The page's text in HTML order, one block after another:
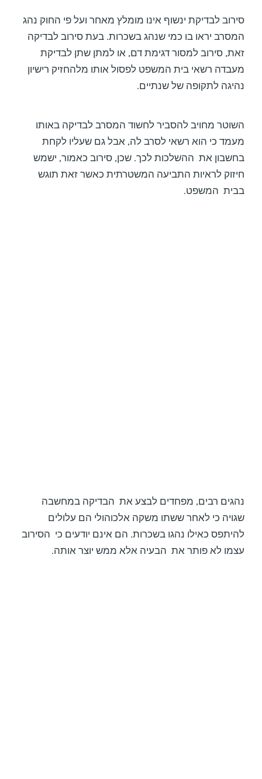
סירוב לבדיקת ינשוף אינו מומלץ מאחר ועל פי החוק נהג
המסרב יראו בו כמי שנהג בשכרות. בעת סירוב לבדיקה
זאת, סירוב למסור דגימת דם, או למתן שתן לבדיקת
מעבדה רשאי בית המשפט לפסול אותו מלהחזיק רישיון
נהיגה לתקופה של שנתיים.
השוטר מחויב להסביר לחשוד המסרב לבדיקה באותו
מעמד כי הוא רשאי לסרב לה, אבל גם שעליו לקחת
בחשבון את ההשלכות לכך. שכן, סירוב כאמור, ישמש
חיזוק לראיות התביעה המשטרתית כאשר זאת תוגש
בבית המשפט.
נהגים רבים, מפחדים לבצע את הבדיקה במחשבה
שגויה כי לאחר ששתו משקה אלכוהולי הם עלולים
להיתפס כאילו נהגו בשכרות. הם אינם יודעים כי הסירוב
עצמו לא פותר את הבעיה אלא ממש יוצר אותה.